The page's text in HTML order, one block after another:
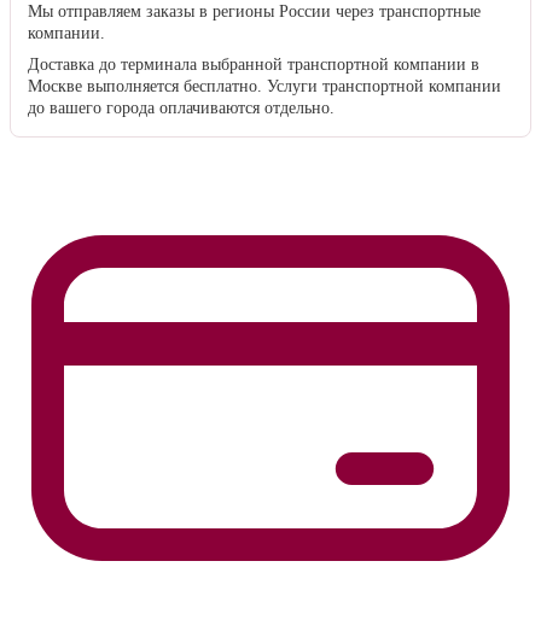
Мы отправляем заказы в регионы России через транспортные
компании.
Доставка до терминала выбранной транспортной компании в
Москве выполняется бесплатно. Услуги транспортной компании
до вашего города оплачиваются отдельно.